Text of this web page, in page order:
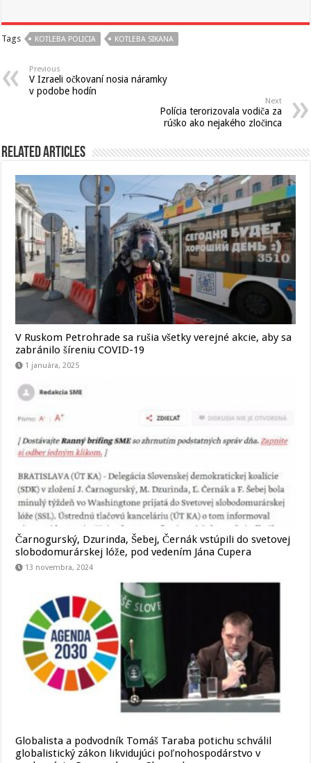
Tags KOTLEBA POLICIA KOTLEBA SIKANA
Previous
V Izraeli očkovaní nosia náramky
v podobe hodín
Next
Polícia terorizovala vodiča za
rúško ako nejakého zločinca
Related Articles
V Ruskom Petrohrade sa rušia všetky verejné akcie, aby sa
zabránilo šíreniu COVID-19
1 januára, 2025
Čarnogurský, Dzurinda, Šebej, Černák vstúpili do svetovej
slobodomurárskej lóže, pod vedením Jána Cupera
13 novembra, 2024
Globalista a podvodník Tomáš Taraba potichu schválil
globalistický zákon likvidujúci poľnohospodárstvo v